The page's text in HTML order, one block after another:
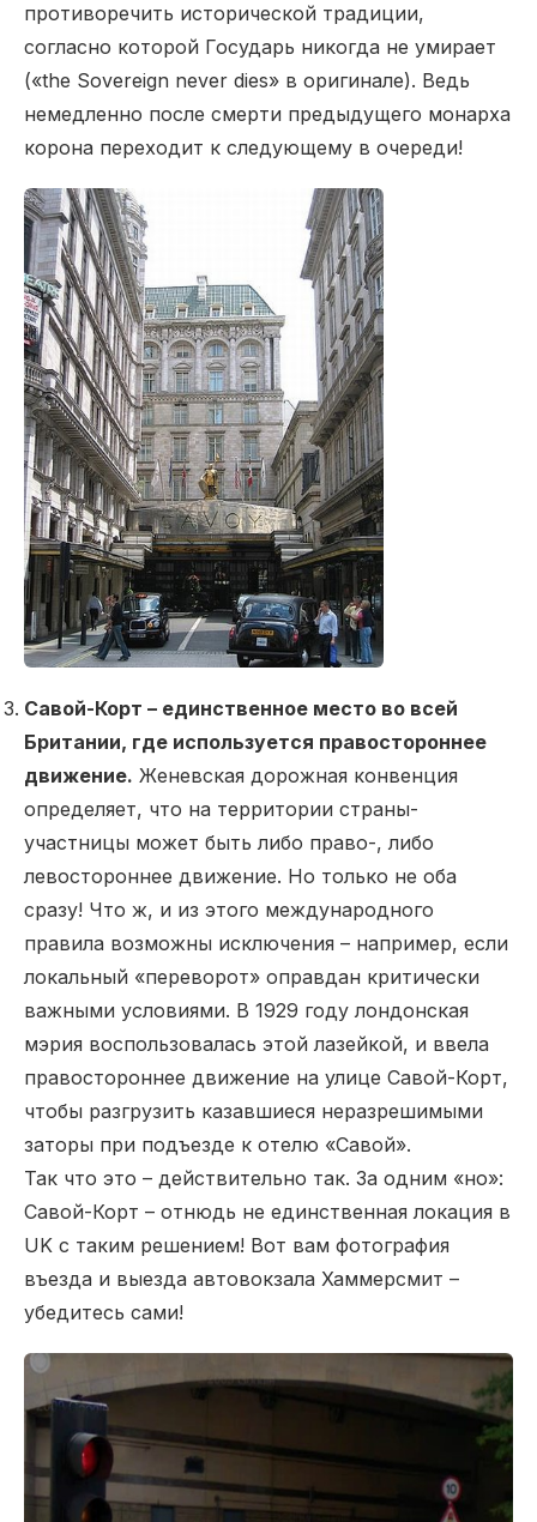
противоречить исторической традиции,
согласно которой Государь никогда не умирает
(«the Sovereign never dies» в оригинале). Ведь
немедленно после смерти предыдущего монарха
корона переходит к следующему в очереди!
Савой-Корт – единственное место во всей
Британии, где используется правостороннее
движение. Женевская дорожная конвенция
определяет, что на территории страны-
участницы может быть либо право-, либо
левостороннее движение. Но только не оба
сразу! Что ж, и из этого международного
правила возможны исключения – например, если
локальный «переворот» оправдан критически
важными условиями. В 1929 году лондонская
мэрия воспользовалась этой лазейкой, и ввела
правостороннее движение на улице Савой-Корт,
чтобы разгрузить казавшиеся неразрешимыми
заторы при подъезде к отелю «Савой».
Так что это – действительно так. За одним «но»:
Савой-Корт – отнюдь не единственная локация в
UK с таким решением! Вот вам фотография
въезда и выезда автовокзала Хаммерсмит –
убедитесь сами!